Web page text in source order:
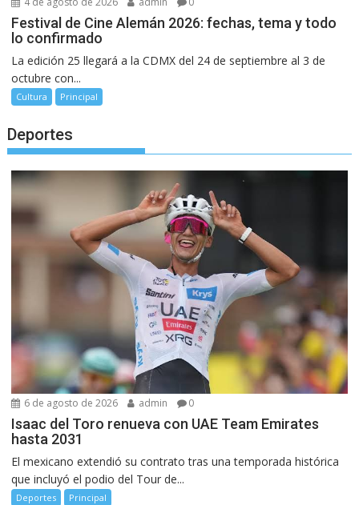
Festival de Cine Alemán 2026: fechas, tema y todo
lo confirmado
La edición 25 llegará a la CDMX del 24 de septiembre al 3 de
octubre con...
Cultura Principal
Deportes
6 de agosto de 2026 admin 0
Isaac del Toro renueva con UAE Team Emirates
hasta 2031
El mexicano extendió su contrato tras una temporada histórica
que incluyó el podio del Tour de...
Deportes Principal